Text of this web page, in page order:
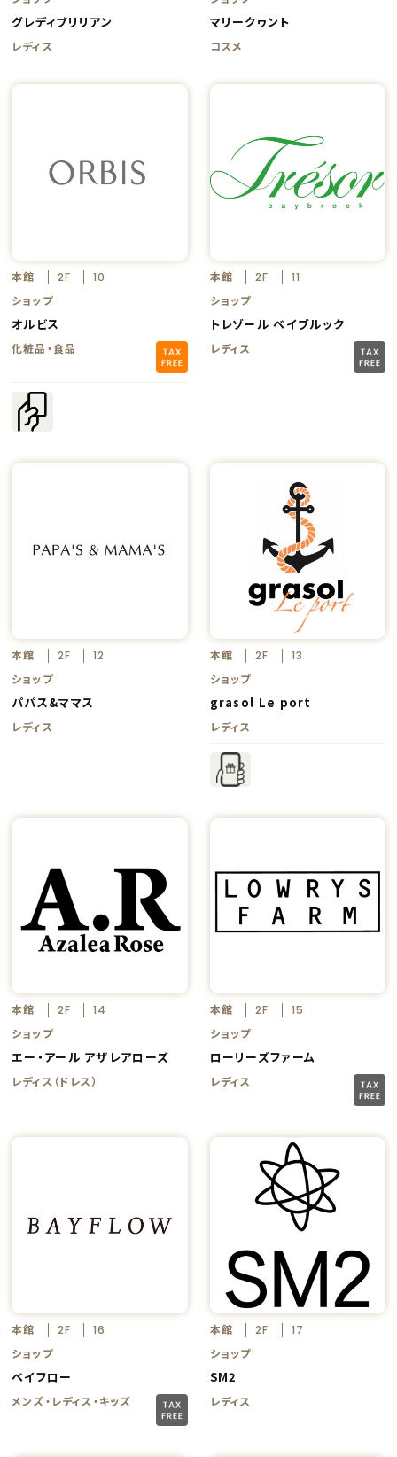
グレディブリリアン
レディス
マリークヮント
コスメ
本館 2F
10
ショップ
オルビス
化粧品・食品
本館 2F
11
ショップ
トレゾール ベイブルック
レディス
本館 2F
12
ショップ
パパス&ママス
レディス
本館 2F
13
ショップ
grasol Le port
レディス
本館 2F
14
ショップ
エー・アール アザレアローズ
レディス（ドレス）
本館 2F
15
ショップ
ローリーズファーム
レディス
本館 2F
16
ショップ
ベイフロー
メンズ・レディス・キッズ
本館 2F
17
ショップ
SM2
レディス